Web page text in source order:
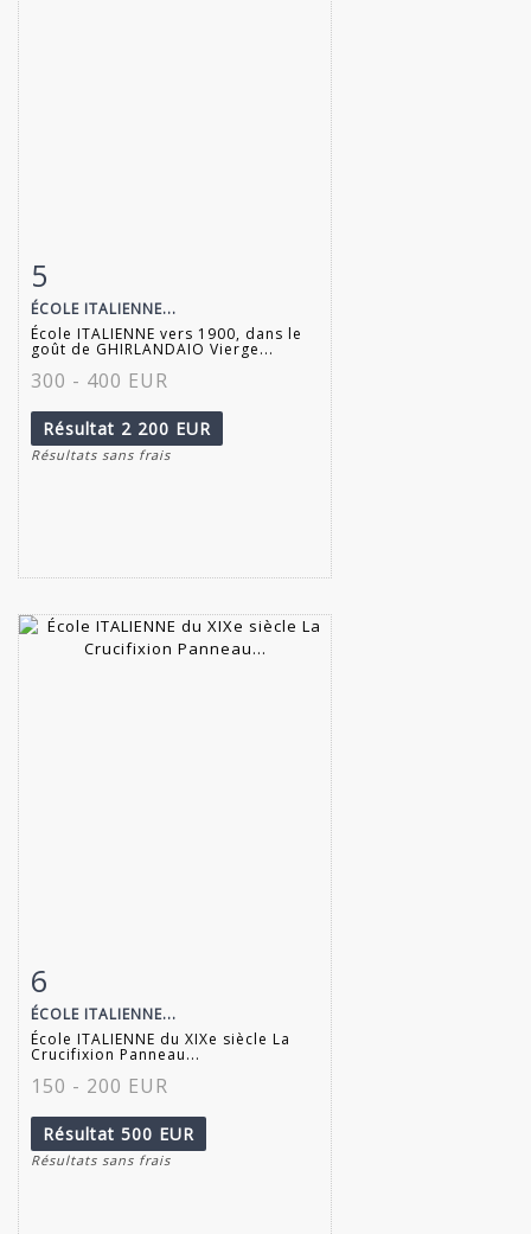
Fiche détaillée
5
ÉCOLE ITALIENNE...
École ITALIENNE vers 1900, dans le
goût de GHIRLANDAIO Vierge...
300 - 400 EUR
Résultat 2 200 EUR
Résultats sans frais
Fiche détaillée
6
ÉCOLE ITALIENNE...
École ITALIENNE du XIXe siècle La
Crucifixion Panneau...
150 - 200 EUR
Résultat 500 EUR
Résultats sans frais